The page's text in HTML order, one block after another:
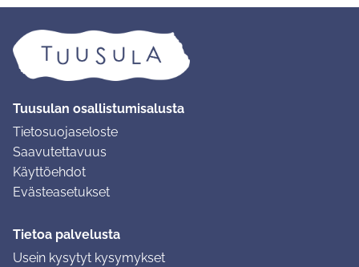
Tuusulan osallistumisalusta
Tietosuojaseloste
Saavutettavuus
Käyttöehdot
Evästeasetukset
Tietoa palvelusta
Usein kysytyt kysymykset